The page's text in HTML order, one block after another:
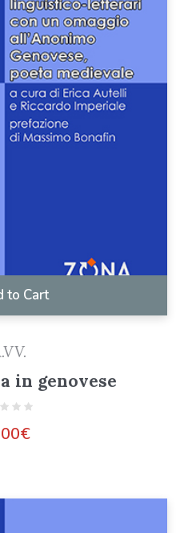
to Cart
in genovese
€